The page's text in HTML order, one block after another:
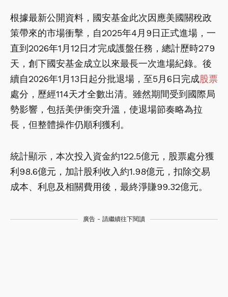
根據最新公開資料，國安基金此次因應美國關稅政
策帶來的市場衝擊，自2025年4月9日正式進場，一
直到2026年1月12日才完成護盤任務，總計歷時279
天，創下國安基金成立以來最長一次進場紀錄。後
續自2026年1月13日起分批退場，至5月6日完成股票
處分，歷經114天才全數出清。雖然期間受到國際局
勢影響，包括美伊衝突升溫，使退場節奏略為拉
長，但整體操作仍順利獲利。
統計顯示，本次投入資金約122.5億元，股票處分獲
利98.6億元，加計股利收入約1.98億元，扣除交易
成本、利息及相關費用後，最終淨賺99.32億元。
廣告 - 請繼續往下閱讀